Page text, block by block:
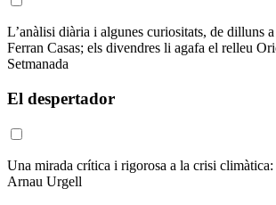
L’anàlisi diària i algunes curiositats, de dilluns
Ferran Casas; els divendres li agafa el relleu
Setmanada
El despertador
Una mirada crítica i rigorosa a la crisi climàtica:
Arnau Urgell